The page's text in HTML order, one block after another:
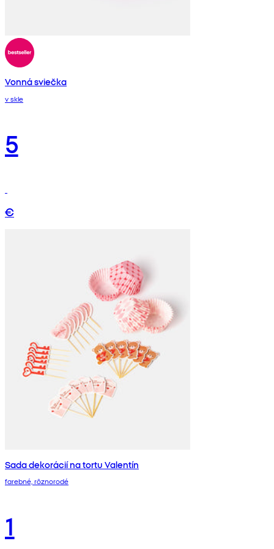
Vonná sviečka
v skle
5
€
Sada dekorácií na tortu Valentín
farebné, rôznorodé
1